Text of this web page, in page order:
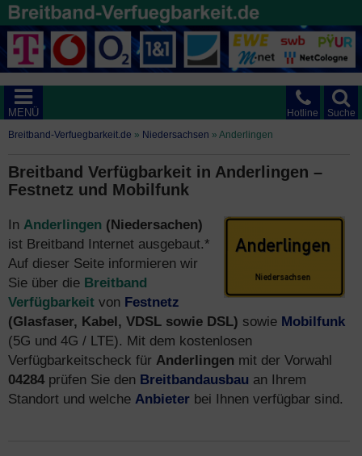
Suche
Hotline
MENÜ
Breitband-Verfuegbarkeit.de » Niedersachsen » Anderlingen
Breitband Verfügbarkeit in Anderlingen –
Festnetz und Mobilfunk
In Anderlingen (Niedersachen)
ist Breitband Internet ausgebaut.*
Auf dieser Seite informieren wir
Sie über die Breitband
Verfügbarkeit von Festnetz
(Glasfaser, Kabel, VDSL sowie DSL) sowie Mobilfunk
(5G und 4G / LTE). Mit dem kostenlosen
Verfügbarkeitscheck für Anderlingen mit der Vorwahl
04284 prüfen Sie den Breitbandausbau an Ihrem
Standort und welche Anbieter bei Ihnen verfügbar sind.